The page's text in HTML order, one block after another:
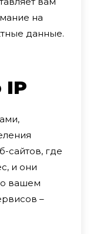
на
данные.
IP
сайтов, где
и они
вашем
–